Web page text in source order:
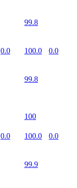
99.8
0.0 100.0
0.0
99.8
100
0.0 100.0
0.0
99.9